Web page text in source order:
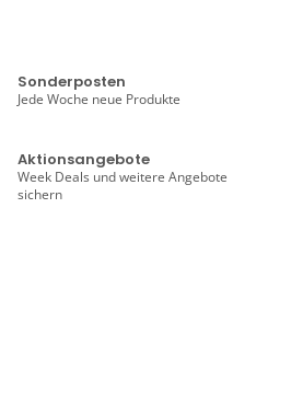
Sonderposten
Jede Woche neue Produkte
Aktionsangebote
Week Deals und weitere Angebote
sichern